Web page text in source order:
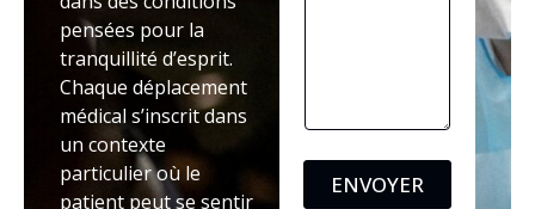
pensées pour la
tranquillité d’esprit.
Chaque déplacement
médical s’inscrit dans
un contexte
particulier où le
patient peut se sentir
ENVOYER